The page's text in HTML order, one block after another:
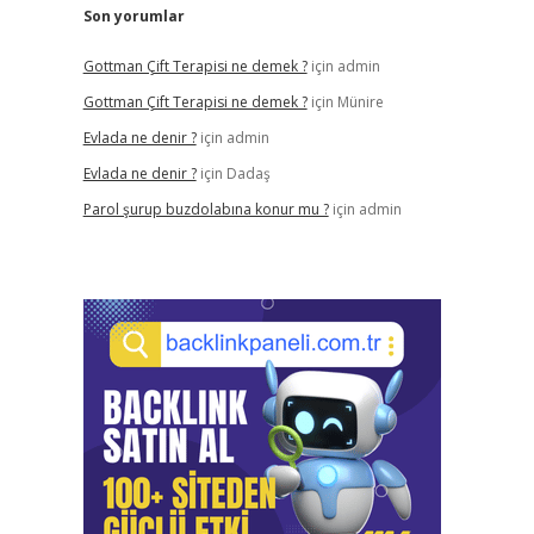
Son yorumlar
Gottman Çift Terapisi ne demek ?için admin
Gottman Çift Terapisi ne demek ?için Münire
Evlada ne denir ?için admin
Evlada ne denir ?için Dadaş
Parol şurup buzdolabına konur mu ?için admin